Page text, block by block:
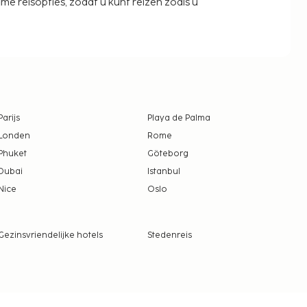
reisopties, zodat u kunt reizen zoals u
Playa de Palma
Rome
Göteborg
Istanbul
Oslo
hotels
Stedenreis